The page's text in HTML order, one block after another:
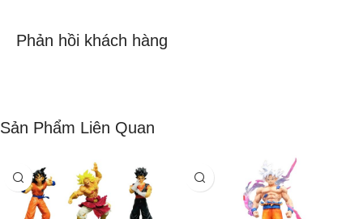
Phản hồi khách hàng
Sản Phẩm Liên Quan